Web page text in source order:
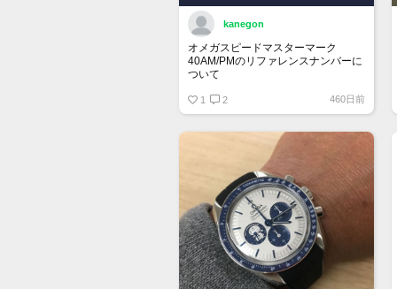
kanegon
オメガスピードマスターマーク
40AM/PMのリファレンスナンバーに
ついて
保証書にはREF:35205300とあるの
ですが、裏蓋の内側を見ると
とあります。どちらがリファレンス
ナンバーなのでしょうか？
1 2 460日前